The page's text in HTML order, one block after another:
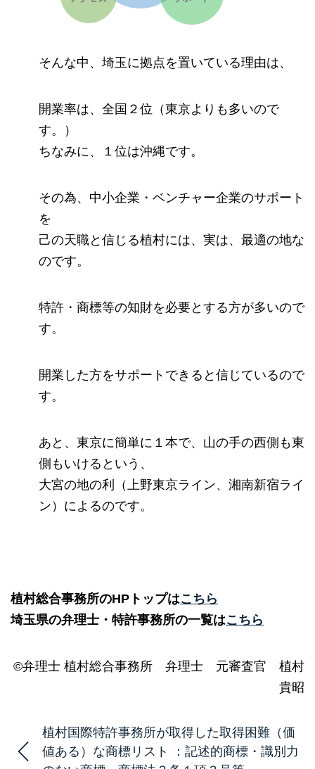
そんな中、埼玉に拠点を置いている理由は、
開業率は、全国２位（東京よりも多いので
す。）
ちなみに、１位は沖縄です。
その為、中小企業・ベンチャー企業のサポート
を
己の天職と信じる植村には、実は、最適の地な
のです。
特許・商標等の知財を必要とする方が多いので
す。
開業した方をサポートできると信じているので
す。
あと、東京に簡単に１本で、山の手の西側も東
側もいけるという、
大宮の地の利（上野東京ライン、湘南新宿ライ
ン）によるのです。
植村総合事務所のHPトップはこちら
埼玉県の弁理士・特許事務所の一覧はこちら
©弁理士 植村総合事務所 弁理士 元審査官 植村
貴昭
植村国際特許事務所が取得した取得困難（価
値ある）な商標リスト ：記述的商標・識別力